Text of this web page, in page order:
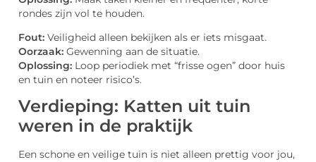
rondes zijn vol te houden.
Fout: Veiligheid alleen bekijken als er iets misgaat.
Oorzaak: Gewenning aan de situatie.
Oplossing: Loop periodiek met “frisse ogen” door huis
en tuin en noteer risico’s.
Verdieping: Katten uit tuin
weren in de praktijk
Een schone en veilige tuin is niet alleen prettig voor jou,